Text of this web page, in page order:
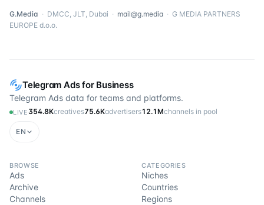
Telegram Ads for Business
Telegram Ads data for teams and platforms.
LIVE 354.8Kcreatives75.6Kadvertisers12.1Mchannels in pool
EN
BROWSE
Ads
Archive
Channels
CATEGORIES
Niches
Countries
Regions
G.Media · DMCC, JLT, Dubai · mail@g.media · G MEDIA PARTNERS
EUROPE d.o.o.